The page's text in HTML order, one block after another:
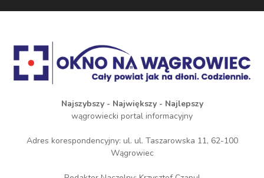
Najszybszy - Największy - Najlepszy
wągrowiecki portal informacyjny
Adres korespondencyjny: ul. ul. Taszarowska 11, 62-100
Wągrowiec